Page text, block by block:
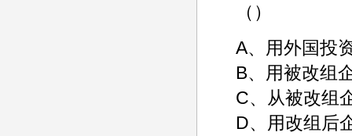
（）
A、用外国投
B、用被改组
C、从被改组
D、用改组后